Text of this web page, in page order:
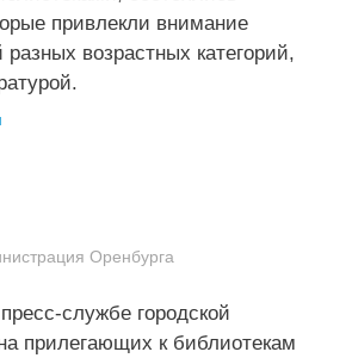
привлекли внимание
возрастных категорий,
Оренбурга
службе городской
прилегающих к библиотекам